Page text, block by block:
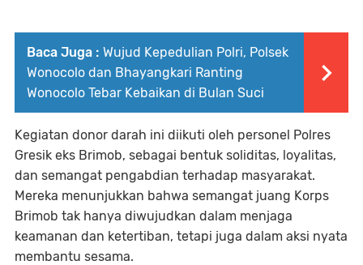
Baca Juga : Wujud Kepedulian Polri, Polsek
Wonocolo dan Bhayangkari Ranting
Wonocolo Tebar Kebaikan di Bulan Suci
Kegiatan donor darah ini diikuti oleh personel Polres
Gresik eks Brimob, sebagai bentuk soliditas, loyalitas,
dan semangat pengabdian terhadap masyarakat.
Mereka menunjukkan bahwa semangat juang Korps
Brimob tak hanya diwujudkan dalam menjaga
keamanan dan ketertiban, tetapi juga dalam aksi nyata
membantu sesama.